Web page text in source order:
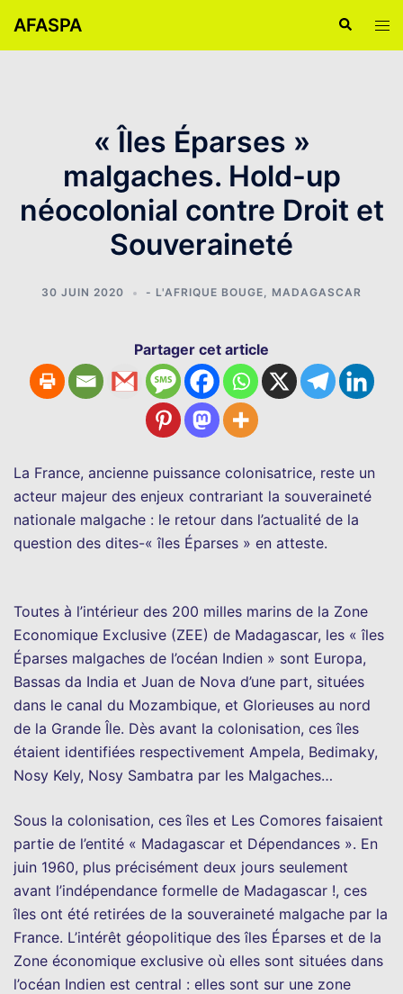
auAFASPA
le
« Îles Éparses »
malgaches. Hold-up
néocolonial contre Droit et
Souveraineté
30 JUIN 2020 - L'AFRIQUE BOUGE, MADAGASCAR
Partager cet article
La France, ancienne puissance colonisatrice, reste un
acteur majeur des enjeux contrariant la souveraineté
nationale malgache : le retour dans l’actualité de la
question des dites-« îles Éparses » en atteste.
Toutes à l’intérieur des 200 milles marins de la Zone
Economique Exclusive (ZEE) de Madagascar, les « îles
Éparses malgaches de l’océan Indien » sont Europa,
Bassas da India et Juan de Nova d’une part, situées
dans le canal du Mozambique, et Glorieuses au nord
de la Grande Île. Dès avant la colonisation, ces îles
étaient identifiées respectivement Ampela, Bedimaky,
Nosy Kely, Nosy Sambatra par les Malgaches…
Sous la colonisation, ces îles et Les Comores faisaient
partie de l’entité « Madagascar et Dépendances ». En
juin 1960, plus précisément deux jours seulement
avant l’indépendance formelle de Madagascar !, ces
îles ont été retirées de la souveraineté malgache par la
France. L’intérêt géopolitique des îles Éparses et de la
Zone économique exclusive où elles sont situées dans
l’océan Indien est central : elles sont sur une zone